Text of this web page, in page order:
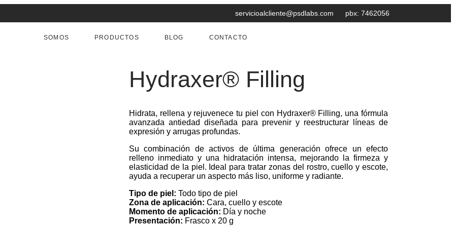
servicioalcliente@psdlabs.com pbx: 7462056
SOMOS PRODUCTOS BLOG CONTACTO
Hydraxer® Filling
Hidrata, rellena y rejuvenece tu piel con Hydraxer® Filling, una fórmula
avanzada antiedad diseñada para prevenir y reestructurar líneas de
expresión y arrugas profundas.
Su combinación de activos de última generación ofrece un efecto
relleno inmediato y una hidratación intensa, mejorando la firmeza y
elasticidad de la piel. Ideal para tratar zonas del rostro, cuello y escote,
ayuda a recuperar un aspecto más liso, uniforme y radiante.
Tipo de piel: Todo tipo de piel
Zona de aplicación: Cara, cuello y escote
Momento de aplicación: Día y noche
Presentación: Frasco x 20 g